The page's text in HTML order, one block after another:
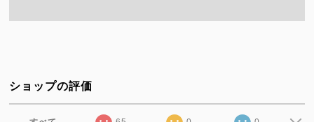
ショップの評価